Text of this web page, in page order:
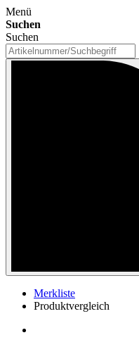
Menü
Suchen
Suchen
Merkliste
Produktvergleich